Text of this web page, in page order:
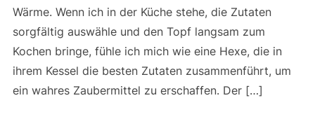
Wärme. Wenn ich in der Küche stehe, die Zutaten
sorgfältig auswähle und den Topf langsam zum
Kochen bringe, fühle ich mich wie eine Hexe, die in
ihrem Kessel die besten Zutaten zusammenführt, um
ein wahres Zaubermittel zu erschaffen. Der […]